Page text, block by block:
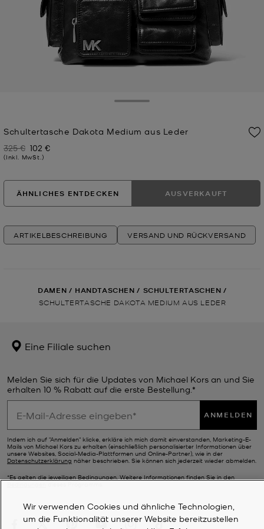
Schultertasche Dakota Medium aus Leder
Zuvor
325 € Jetzt
102 €
(Inkl. MwSt.)
ÄHNLICHES ENTDECKEN AUSVERKAUFT
ARTIKELBESCHREIBUNG VERSAND UND RÜCKVERSAND
DAMEN / HANDTASCHEN / SCHULTERTASCHEN /
SCHULTERTASCHE DAKOTA MEDIUM AUS LEDER
Eine Filiale suchen
Melden Sie sich für die Updates von Michael Kors an und Sie
erhalten 10 % Rabatt auf die erste Bestellung.*
ANMELDEN
Indem ich auf "Anmelden" klicke, erkläre ich mich damit einverstanden, Marketing-E-
Mails von Michael Kors zu erhalten (einschließlich personalisierter Informationen über
unsere Websites, Social-Media-Plattformen und Online-Partner), wie in der
Datenschutzerklärung näher beschrieben. Sie können sich jederzeit wieder abmelden.
*Es gelten die jeweiligen Bedingungen. Weitere Informationen finden Sie in den
Wir verwenden Cookies und ähnliche Technologien,
um die Funktionalität unserer Website bereitzustellen